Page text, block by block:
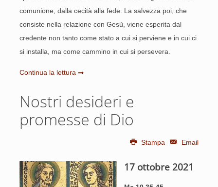
comunione, dalla cecità alla fede. La salvezza poi, che
consiste nella relazione con Gesù, viene esperita dal
credente non tanto come stato a cui si perviene e in cui ci
si installa, ma come cammino in cui si persevera.
Continua la lettura
Nostri desideri e
promesse di Dio
Stampa Email
17 ottobre 2021